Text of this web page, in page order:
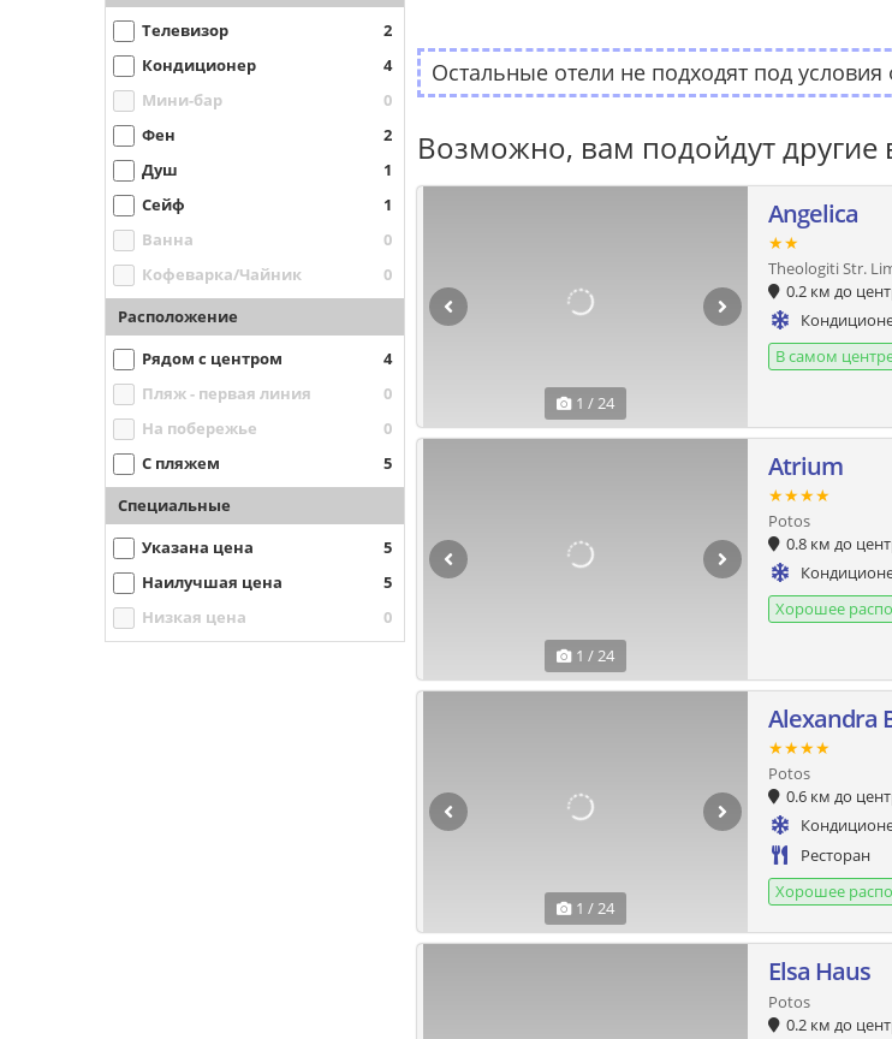
Телевизор
2
Кондиционер
4
Мини-бар
0
Фен
2
Душ
1
Сейф
1
Ванна
0
Кофеварка/Чайник
0
Расположение
Рядом с центром
4
Пляж - первая линия
0
На побережье
0
С пляжем
5
Специальные
Указана цена
5
Наилучшая цена
5
Низкая цена
0
Остальные отели не подходят под условия
Возможно, вам подойдут другие
1 / 24
Angelica
★★
Theologiti Str.
0.2 км до
В самом
1 / 24
Atrium
★★★★
Potos
0.8 км до
Хорошее
1 / 24
Alexandra
★★★★
Potos
0.6 км до
Ресторан
Хорошее
Elsa Haus
Potos
0.2 км до